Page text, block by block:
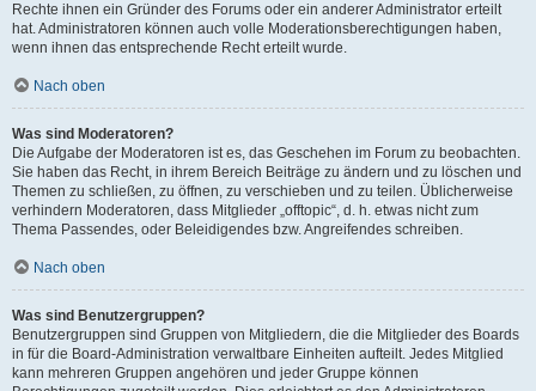
Rechte ihnen ein Gründer des Forums oder ein anderer Administrator erteilt
hat. Administratoren können auch volle Moderationsberechtigungen haben,
wenn ihnen das entsprechende Recht erteilt wurde.
Nach oben
Was sind Moderatoren?
Die Aufgabe der Moderatoren ist es, das Geschehen im Forum zu beobachten.
Sie haben das Recht, in ihrem Bereich Beiträge zu ändern und zu löschen und
Themen zu schließen, zu öffnen, zu verschieben und zu teilen. Üblicherweise
verhindern Moderatoren, dass Mitglieder „offtopic“, d. h. etwas nicht zum
Thema Passendes, oder Beleidigendes bzw. Angreifendes schreiben.
Nach oben
Was sind Benutzergruppen?
Benutzergruppen sind Gruppen von Mitgliedern, die die Mitglieder des Boards
in für die Board-Administration verwaltbare Einheiten aufteilt. Jedes Mitglied
kann mehreren Gruppen angehören und jeder Gruppe können